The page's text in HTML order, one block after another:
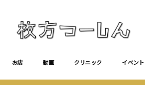
お店 動画 クリニック イベント